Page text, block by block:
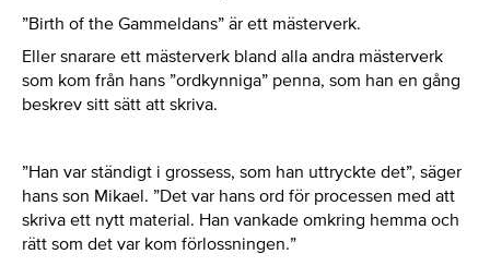
”Birth of the Gammeldans” är ett mästerverk.
Eller snarare ett mästerverk bland alla andra mästerverk
som kom från hans ”ordkynniga” penna, som han en gång
beskrev sitt sätt att skriva.
”Han var ständigt i grossess, som han uttryckte det”, säger
hans son Mikael. ”Det var hans ord för processen med att
skriva ett nytt material. Han vankade omkring hemma och
rätt som det var kom förlossningen.”